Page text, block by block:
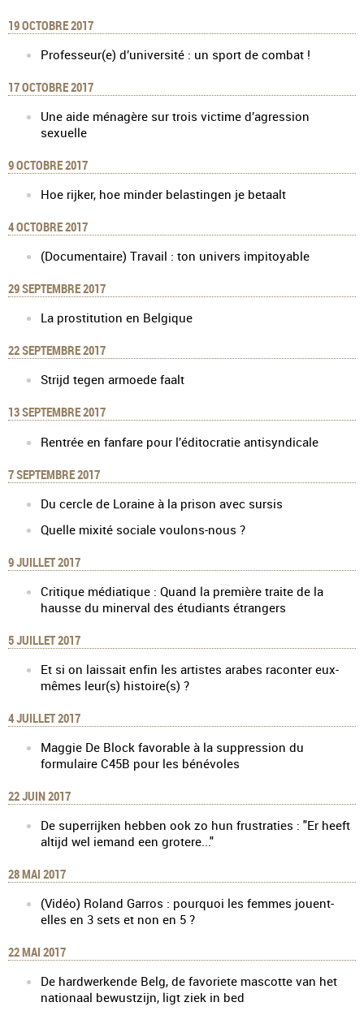
19 OCTOBRE 2017
Professeur(e) d’université : un sport de combat !
17 OCTOBRE 2017
Une aide ménagère sur trois victime d’agression
sexuelle
9 OCTOBRE 2017
Hoe rijker, hoe minder belastingen je betaalt
4 OCTOBRE 2017
(Documentaire) Travail : ton univers impitoyable
29 SEPTEMBRE 2017
La prostitution en Belgique
22 SEPTEMBRE 2017
Strijd tegen armoede faalt
13 SEPTEMBRE 2017
Rentrée en fanfare pour l’éditocratie antisyndicale
7 SEPTEMBRE 2017
Du cercle de Loraine à la prison avec sursis
Quelle mixité sociale voulons-nous ?
9 JUILLET 2017
Critique médiatique : Quand la première traite de la
hausse du minerval des étudiants étrangers
5 JUILLET 2017
Et si on laissait enfin les artistes arabes raconter eux-
mêmes leur(s) histoire(s) ?
4 JUILLET 2017
Maggie De Block favorable à la suppression du
formulaire C45B pour les bénévoles
22 JUIN 2017
De superrijken hebben ook zo hun frustraties : "Er heeft
altijd wel iemand een grotere..."
28 MAI 2017
(Vidéo) Roland Garros : pourquoi les femmes jouent-
elles en 3 sets et non en 5 ?
22 MAI 2017
De hardwerkende Belg, de favoriete mascotte van het
nationaal bewustzijn, ligt ziek in bed